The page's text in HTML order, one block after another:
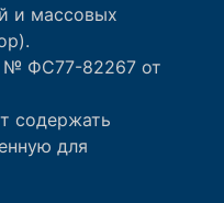
и массовых
№ ФС77-82267 от
содержать
для